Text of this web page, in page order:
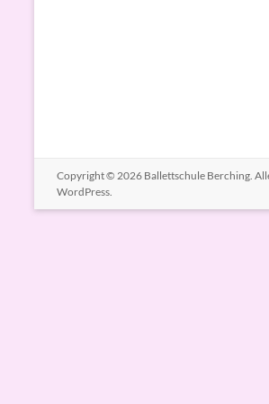
Copyright © 2026 Ballettschule Berching.
WordPress.